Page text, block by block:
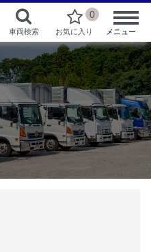
車両検索
0
お気に入り メニュー